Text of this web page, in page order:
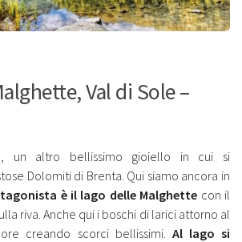
Val di Sole –
un altro bellissimo gioiello in cui si
Dolomiti di Brenta. Qui siamo ancora in
è il lago delle Malghette con il
riva. Anche qui i boschi di larici attorno al
creando scorci bellissimi. Al lago si